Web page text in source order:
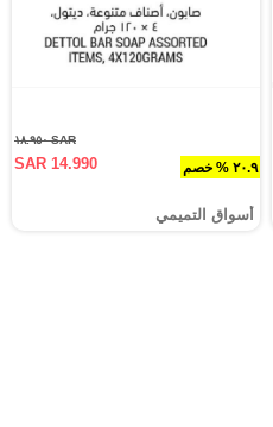
٢٠.٩ % خصم
SAR ١٨.٩٥٠
SAR 14.990
أسواق التميمي